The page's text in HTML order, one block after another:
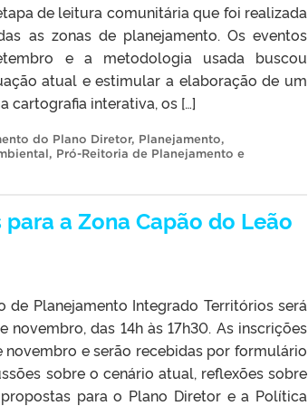
de leitura comunitária que foi realizada
as zonas de planejamento. Os eventos
e a metodologia usada buscou
atual e estimular a elaboração de um
cartografia interativa, os […]
do Plano Diretor, Planejamento,
, Pró-Reitoria de Planejamento e
a Zona Capão do Leão
Planejamento Integrado Territórios será
das 14h às 17h30. As inscrições
e serão recebidas por formulário
sobre o cenário atual, reflexões sobre
para o Plano Diretor e a Política